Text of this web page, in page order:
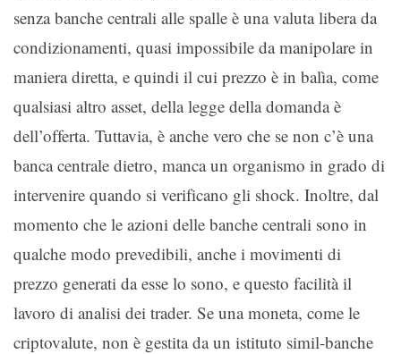
senza banche centrali alle spalle è una valuta libera da
condizionamenti, quasi impossibile da manipolare in
maniera diretta, e quindi il cui prezzo è in balìa, come
qualsiasi altro asset, della legge della domanda è
dell’offerta. Tuttavia, è anche vero che se non c’è una
banca centrale dietro, manca un organismo in grado di
intervenire quando si verificano gli shock. Inoltre, dal
momento che le azioni delle banche centrali sono in
qualche modo prevedibili, anche i movimenti di
prezzo generati da esse lo sono, e questo facilità il
lavoro di analisi dei trader. Se una moneta, come le
criptovalute, non è gestita da un istituto simil-banche